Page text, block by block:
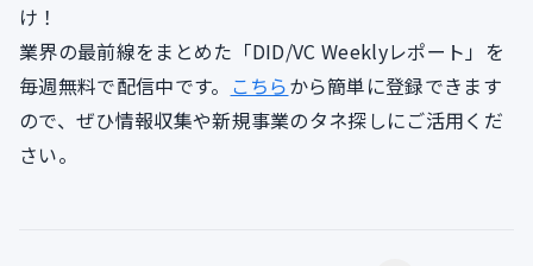
け！
業界の最前線をまとめた「DID/VC Weeklyレポート」を
毎週無料で配信中です。 こちらから簡単に登録できます
ので、ぜひ情報収集や新規事業のタネ探しにご活用くだ
さい。